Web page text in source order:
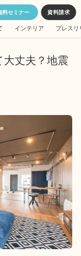
料セミナー
インテリア プレスリ
丈夫？地震